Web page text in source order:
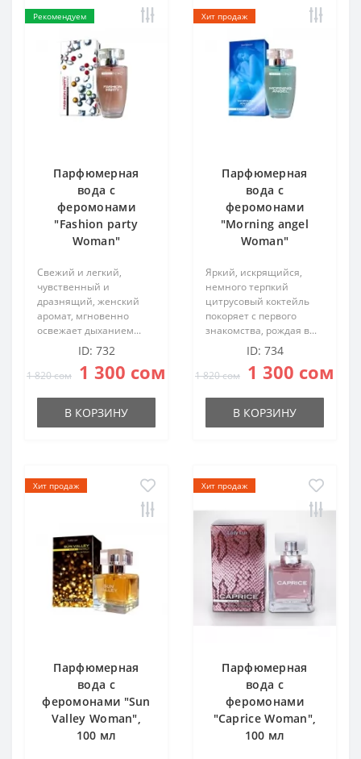
Рекомендуем
Парфюмерная
вода с
феромонами
"Fashion party
Woman"
Свежий и легкий,
чувственный и
дразнящий, женский
аромат, мгновенно
освежает дыханием...
ID: 732
1 820 сом 1 300 сом
В КОРЗИНУ
Хит продаж
Парфюмерная
вода с
феромонами
"Morning angel
Woman"
Яркий, искрящийся,
немного терпкий
цитрусовый коктейль
покоряет с первого
знакомства, рождая в...
ID: 734
1 820 сом 1 300 сом
В КОРЗИНУ
Хит продаж
Парфюмерная
вода с
феромонами "Sun
Valley Woman",
100 мл
Хит продаж
Парфюмерная
вода с
феромонами
"Caprice Woman",
100 мл